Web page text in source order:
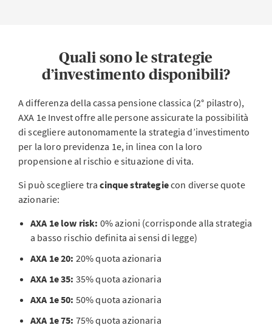
Quali sono le strategie
d’investimento disponibili?
A differenza della cassa pensione classica (2° pilastro),
AXA 1e Invest offre alle persone assicurate la possibilità
di scegliere autonomamente la strategia d’investimento
per la loro previdenza 1e, in linea con la loro
propensione al rischio e situazione di vita.
Si può scegliere tracinque strategiecon diverse quote
azionarie:
AXA 1e low risk: 0% azioni (corrisponde alla strategia
a basso rischio definita ai sensi di legge)
AXA 1e 20: 20% quota azionaria
AXA 1e 35: 35% quota azionaria
AXA 1e 50: 50% quota azionaria
AXA 1e 75: 75% quota azionaria